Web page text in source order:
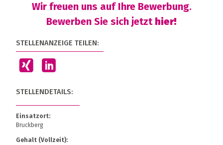
Wir freuen uns auf Ihre Bewerbung.
Bewerben Sie sich jetzt hier!
STELLENANZEIGE TEILEN:
STELLENDETAILS:
Einsatzort:
Bruckberg
Gehalt (Vollzeit):